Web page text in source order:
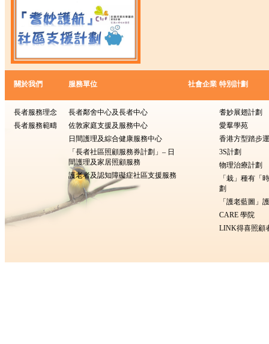
關於我們
長者服務理念
長者服務範疇
服務單位
長者鄰舍中心及長者中心
佐敦家庭支援及服務中心
日間護理及綜合健康服務中心
「長者社區照顧服務券計劃」– 日
間護理及家居照顧服務
護老者及認知障礙症社區支援服務
社會企業 特別計劃
耆妙展翅計劃
愛羣學苑
香港方型踏步
3S計劃
物理治療計劃
「栽」種有
劃
「護老藍圖」
CARE 學院
LINK得喜照顧